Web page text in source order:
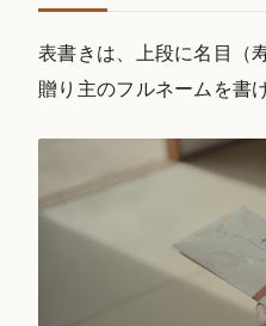
表書きは、上段に名目（
贈り主のフルネームを書